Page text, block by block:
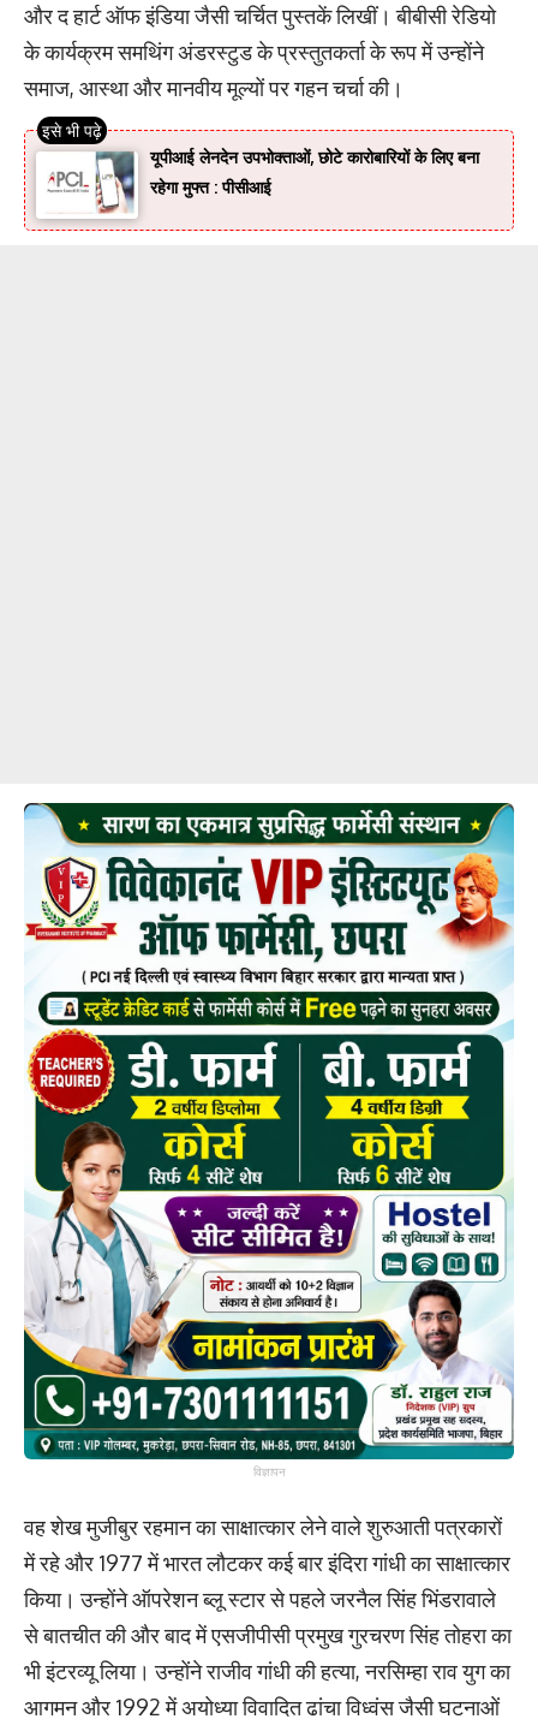
और द हार्ट ऑफ इंडिया जैसी चर्चित पुस्तकें लिखीं। बीबीसी रेडियो
के कार्यक्रम समथिंग अंडरस्टुड के प्रस्तुतकर्ता के रूप में उन्होंने
समाज, आस्था और मानवीय मूल्यों पर गहन चर्चा की।
यूपीआई लेनदेन उपभोक्ताओं, छोटे कारोबारियों के लिए बना
रहेगा मुफ्त : पीसीआई
विज्ञापन
वह शेख मुजीबुर रहमान का साक्षात्कार लेने वाले शुरुआती पत्रकारों
में रहे और 1977 में भारत लौटकर कई बार इंदिरा गांधी का साक्षात्कार
किया। उन्होंने ऑपरेशन ब्लू स्टार से पहले जरनैल सिंह भिंडरावाले
से बातचीत की और बाद में एसजीपीसी प्रमुख गुरचरण सिंह तोहरा का
भी इंटरव्यू लिया। उन्होंने राजीव गांधी की हत्या, नरसिम्हा राव युग का
आगमन और 1992 में अयोध्या विवादित ढांचा विध्वंस जैसी घटनाओं